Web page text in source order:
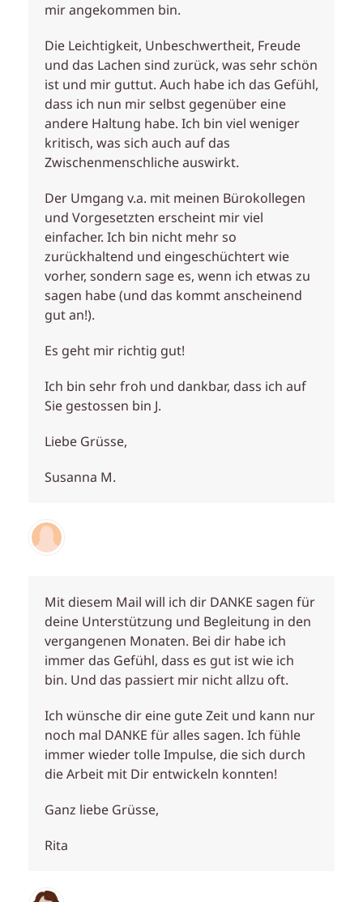
mir angekommen bin.
Die Leichtigkeit, Unbeschwertheit, Freude
und das Lachen sind zurück, was sehr schön
ist und mir guttut. Auch habe ich das Gefühl,
dass ich nun mir selbst gegenüber eine
andere Haltung habe. Ich bin viel weniger
kritisch, was sich auch auf das
Zwischenmenschliche auswirkt.
Der Umgang v.a. mit meinen Bürokollegen
und Vorgesetzten erscheint mir viel
einfacher. Ich bin nicht mehr so
zurückhaltend und eingeschüchtert wie
vorher, sondern sage es, wenn ich etwas zu
sagen habe (und das kommt anscheinend
gut an!).
Es geht mir richtig gut!
Ich bin sehr froh und dankbar, dass ich auf
Sie gestossen bin J.
Liebe Grüsse,
Susanna M.
Mit diesem Mail will ich dir DANKE sagen für
deine Unterstützung und Begleitung in den
vergangenen Monaten. Bei dir habe ich
immer das Gefühl, dass es gut ist wie ich
bin. Und das passiert mir nicht allzu oft.
Ich wünsche dir eine gute Zeit und kann nur
noch mal DANKE für alles sagen. Ich fühle
immer wieder tolle Impulse, die sich durch
die Arbeit mit Dir entwickeln konnten!
Ganz liebe Grüsse,
Rita